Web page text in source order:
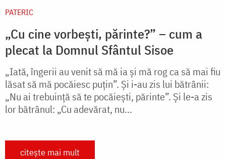
PATERIC
„Cu cine vorbești, părinte?” – cum a
plecat la Domnul Sfântul Sisoe
„Iată, îngerii au venit să mă ia şi mă rog ca să mai fiu
lăsat să mă pocăiesc puţin”. Şi i-au zis lui bătrânii:
„Nu ai trebuinţă să te pocăieşti, părinte”. Şi le-a zis
lor bătrânul: „Cu adevărat, nu...
citește mai mult